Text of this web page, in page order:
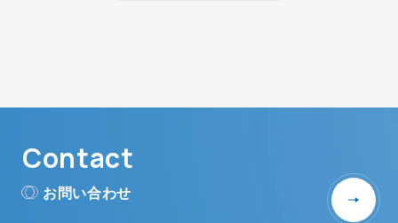
Contact
お問い合わせ